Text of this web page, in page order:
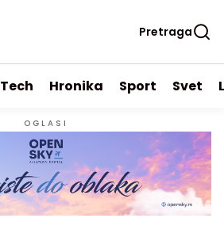
Pretraga
Tech Hronika Sport Svet
OGLASI